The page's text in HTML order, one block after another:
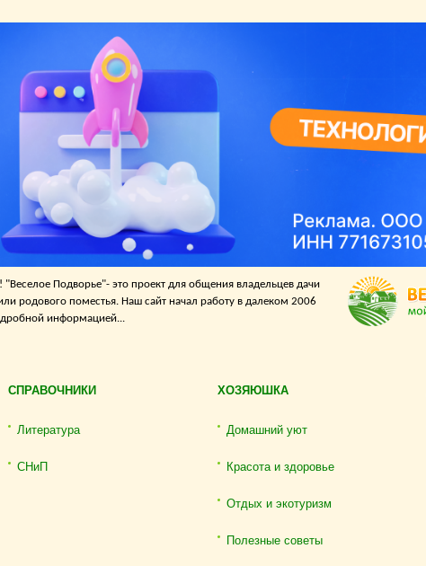
"Веселое Подворье"- это проект для общения владельцев дачи
родового поместья. Наш сайт начал работу в далеком 2006
информацией...
СПРАВОЧНИКИ
Литература
СНиП
ХОЗЯЮШКА
Домашний уют
Красота и здоровье
Отдых и экотуризм
Полезные советы